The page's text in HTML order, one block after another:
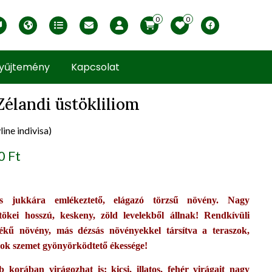
version
Télállósági zónák
Nyomtatható ABC árjegyzék
Profilom
0 0
Facebook
Kapcsolat
view
üstökliliom
indivisa)
Ft
jukkára emlékeztető, elágazó törzsű növény. Nagy
hosszú, keskeny, zöld levelekből állnak! Rendkívüli
növény, más dézsás növényekkel társítva a teraszok,
szemet gyönyörködtető ékessége!
korában virágozhat is: kicsi, illatos, fehér virágait nagy